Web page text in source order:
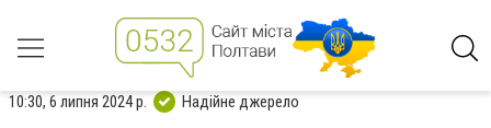
10:30, 6 липня 2024 р. Надійне джерело